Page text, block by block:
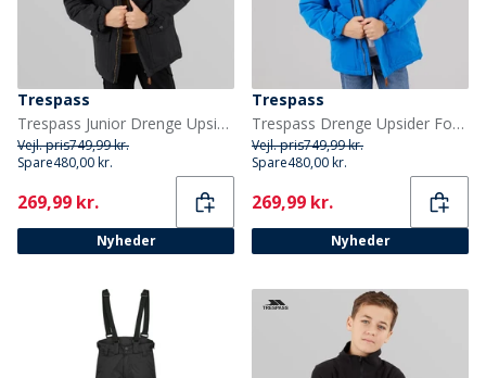
Trespass
Trespass Junior Drenge Upsider Isoleret Vandtæt Parka Sort
Vejl. pris749,99 kr.
Spare480,00 kr.
Current
269,99 kr.
Nyheder
Trespass
Trespass Drenge Upsider Foret Vandtæt Parka Blå
Vejl. pris749,99 kr.
Spare480,00 kr.
Current
269,99 kr.
Nyheder